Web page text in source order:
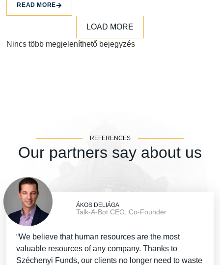
READ MORE
LOAD MORE
Nincs több megjeleníthető bejegyzés
REFERENCES
Our partners say about us
“We believe that human resources are the most
valuable resources of any company. Thanks to
Széchenyi Funds, our clients no longer need to waste
ÁKOS DELIÁGA
Talk-A-Bot CEO, Co-Founder